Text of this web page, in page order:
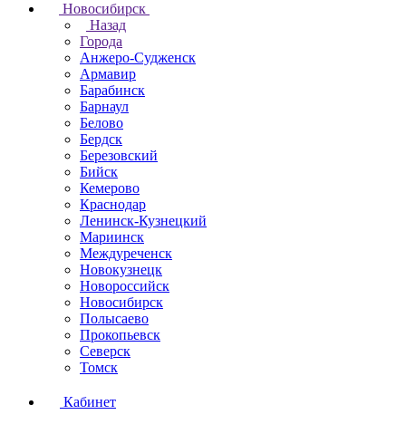
Новосибирск
Назад
Города
Анжеро-Судженск
Армавир
Барабинск
Барнаул
Белово
Бердск
Березовский
Бийск
Кемерово
Краснодар
Ленинск-Кузнецкий
Мариинск
Междуреченск
Новокузнецк
Новороссийск
Новосибирск
Полысаево
Прокопьевск
Северск
Томск
Кабинет